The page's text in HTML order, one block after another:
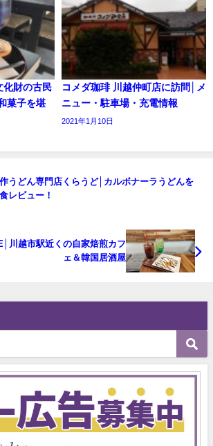
化財の古民
菓子を堪
コメダ珈琲 川越仲町店に訪問│メ
ニュー・駐車場・充電情報
2021年1月10日
うどん専門店くらうど│カルボナーラうどんを
レビュー！
川越市駅近くの自家焙煎カフ
ェ＆韓国居酒屋